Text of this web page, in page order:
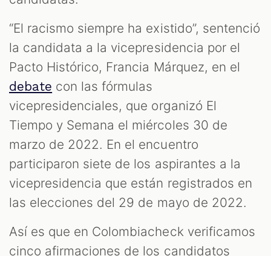
“El racismo siempre ha existido”, sentenció
la candidata a la vicepresidencia por el
Pacto Histórico, Francia Márquez, en el
debate con las fórmulas
vicepresidenciales, que organizó El
Tiempo y Semana el miércoles 30 de
marzo de 2022. En el encuentro
participaron siete de los aspirantes a la
vicepresidencia que están registrados en
las elecciones del 29 de mayo de 2022.
Así es que en Colombiacheck verificamos
cinco afirmaciones de los candidatos